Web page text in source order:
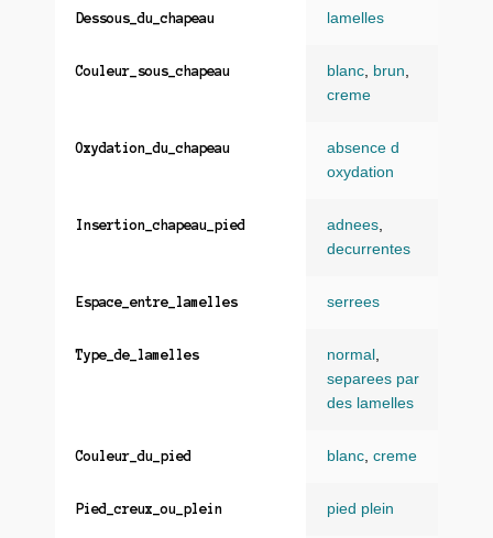
Dessous_du_chapeau lamelles
Couleur_sous_chapeau blanc brun
creme
Oxydation_du_chapeau
absence d
oxydation
Insertion_chapeau_pied adnees
decurrentes
Espace_entre_lamelles serrees
Type_de_lamelles normal
separees par
des lamelles
Couleur_du_pied blanc creme
Pied_creux_ou_plein pied plein